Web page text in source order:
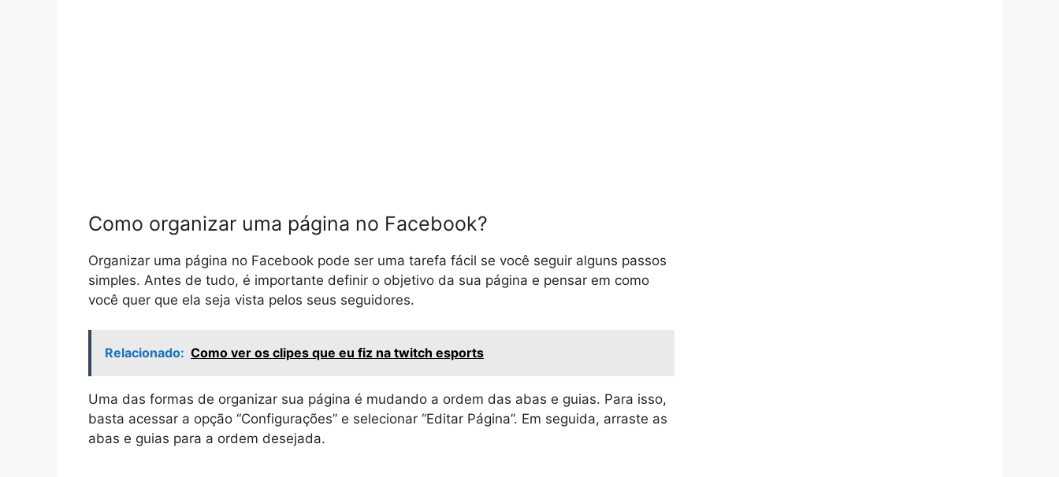
Como organizar uma página no Facebook?
Organizar uma página no Facebook pode ser uma tarefa fácil se você seguir alguns passos
simples. Antes de tudo, é importante definir o objetivo da sua página e pensar em como
você quer que ela seja vista pelos seus seguidores.
Relacionado: Como ver os clipes que eu fiz na twitch esports
Uma das formas de organizar sua página é mudando a ordem das abas e guias. Para isso,
basta acessar a opção “Configurações” e selecionar “Editar Página”. Em seguida, arraste as
abas e guias para a ordem desejada.